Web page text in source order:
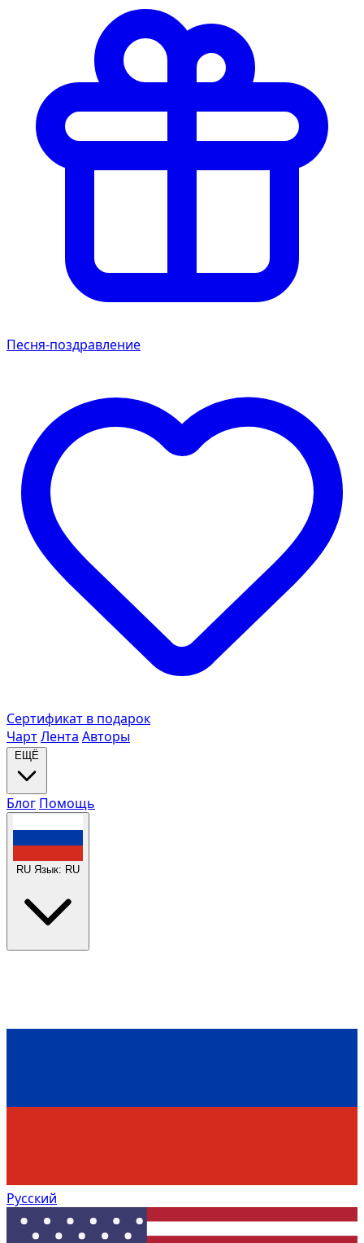
Песня-поздравление
Сертификат в подарок
ЧартЛента Авторы
ЕЩЁ
Блог Помощь
RU Язык: RU
Русский